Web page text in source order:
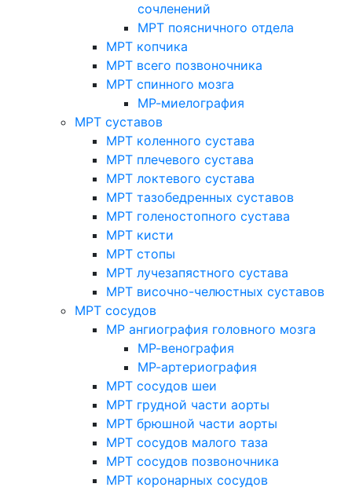
сочленений
МРТ поясничного отдела
МРТ копчика
МРТ всего позвоночника
МРТ спинного мозга
МР-миелография
МРТ суставов
МРТ коленного сустава
МРТ плечевого сустава
МРТ локтевого сустава
МРТ тазобедренных суставов
МРТ голеностопного сустава
МРТ кисти
МРТ стопы
МРТ лучезапястного сустава
МРТ височно-челюстных суставов
МРТ сосудов
МР ангиография головного мозга
МР-венография
МР-артериография
МРТ сосудов шеи
МРТ грудной части аорты
МРТ брюшной части аорты
МРТ сосудов малого таза
МРТ сосудов позвоночника
МРТ коронарных сосудов